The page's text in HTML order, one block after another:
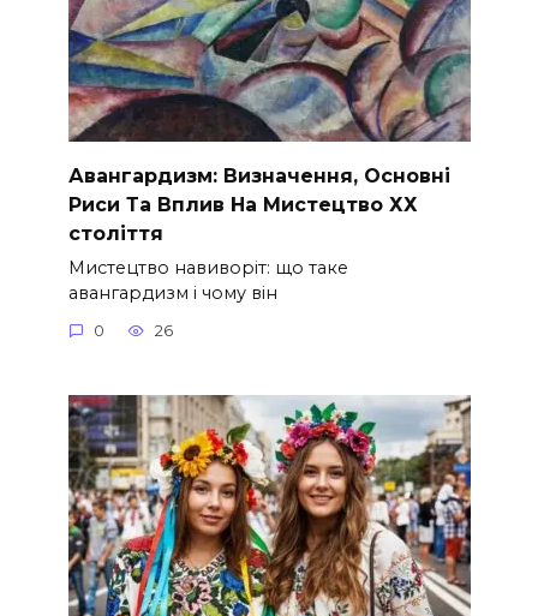
Авангардизм: Визначення, Основні
Риси Та Вплив На Мистецтво ХХ
століття
Мистецтво навиворіт: що таке
авангардизм і чому він
0 26